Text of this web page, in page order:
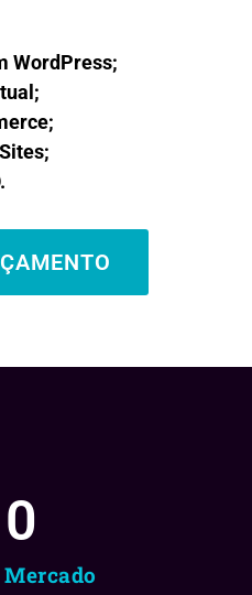
WordPress;